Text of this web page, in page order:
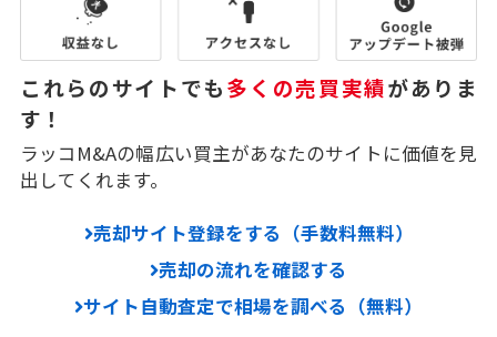
これらのサイトでも多くの売買実績がありま
す！
ラッコM&Aの幅広い買主があなたのサイトに価値を見
出してくれます。
売却サイト登録をする（手数料無料）
売却の流れを確認する
サイト自動査定で相場を調べる（無料）